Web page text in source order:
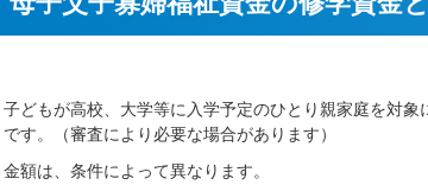
子どもが高校、大学等に入学予定のひとり親家庭を対
です。（審査により必要な場合があります）
金額は、条件によって異なります。